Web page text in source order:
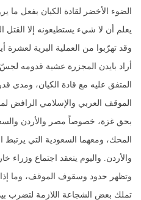
الضوء الأخضر لقادة الكيان بفعل ما
يعلم أن لا شيء يستطيعونه إلا القتل
وقد تهرّبوا من العملية البرية لعشرة
أراد بايدن المجزرة عشية قدومه
المتفق عليه مع قادة الكيان، ومدى
الموقف العربي والإسلامي الرافض
بحق غزة، خصوصاً مصر والأردن
المحك، ومعهما السعودية التي
والأردن. واليوم ينعقد اجتماع وزراء
وتظهر حدود وسقوف الموقف، وما إذا
تملك بعض الشجاعة اللازمة لتضرب